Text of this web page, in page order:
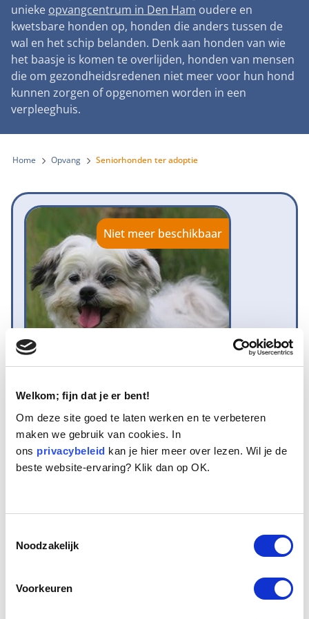
Welkom; fijn dat je er bent!
Om deze site goed te laten werken en te verbeteren
maken we gebruik van cookies. In
ons privacybeleid kan je hier meer over lezen. Wil je de
beste website-ervaring? Klik dan op OK.
Noodzakelijk
Voorkeuren
Landelijke registratie bijtincidenten
Verantwoord fokbeleid
Landelijk vuurwerkverbod
Verplichte pre-aanschaf cursus
Gemeentelijk meldpunt bijtincidenten
Bescherming tegen grasaren
Lezingen
Symposium Gemeentelijk Dierenbeleid
Teken onze petitie
Steun als bedrijf
Adopteer een seniorhond
Sponsor een seniorhond
Steun als vrijwilliger
Honden voor Honden Loop
Vraag een donatiebox aan
Wat wij doen
Onze organisatie
Samenwerking
Jaarverslag
Vacatures
Donateursmagazine Hond
Onze successen voor honden
Contactgegevens
Pers
Nieuws
Nieuwsbrief
Incassodata
Zoeken
unieke opvangcentrum in Den Ham oudere en
kwetsbare honden op, honden die anders tussen de
wal en het schip belanden. Denk aan honden van wie
het baasje is komen te overlijden, honden van mensen
die om gezondheidsredenen niet meer voor hun hond
kunnen zorgen of opgenomen worden in een
verpleeghuis.
Home Opvang Seniorhonden ter adoptie
Niet meer beschikbaar
Naam: Jokkie
Leeftijd: 12
Ras/type: Maltezer
Hoeveel dagen te gast geweest: 13 dagen
Jokkie is een Maltezerachtig type hondje, een wat theatraal